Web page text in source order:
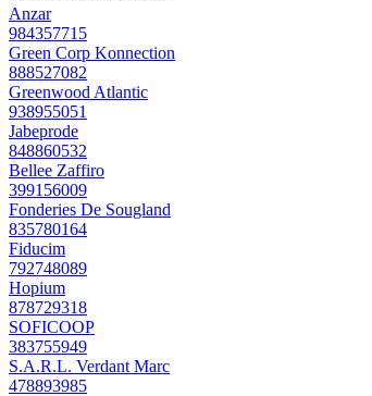
Anzar
984357715
Green Corp Konnection
888527082
Greenwood Atlantic
938955051
Jabeprode
848860532
Bellee Zaffiro
399156009
Fonderies De Sougland
835780164
Fiducim
792748089
Hopium
878729318
SOFICOOP
383755949
S.A.R.L. Verdant Marc
478893985